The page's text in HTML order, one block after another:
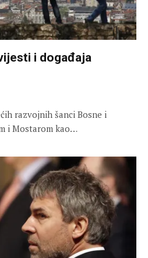
i događaja
razvojnih šanci Bosne i
i Mostarom kao…